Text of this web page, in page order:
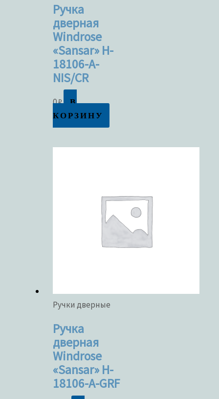
Ручка
дверная
Windrose
«Sansar» H-
18106-A-
NIS/CR
0₽
В
КОРЗИНУ
Ручки дверные
Ручка
дверная
Windrose
«Sansar» H-
18106-A-GRF